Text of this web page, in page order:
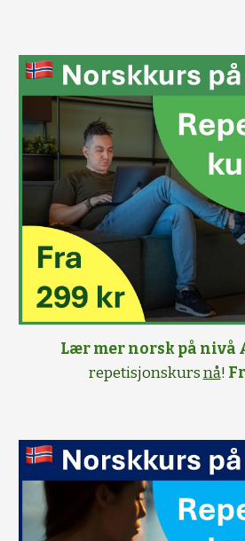
Lær mer norsk på nivå
repetisjonskursnå!